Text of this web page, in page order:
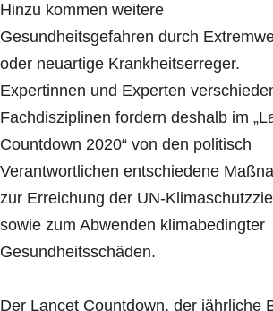
Hinzu kommen weitere
Gesundheitsgefahren durch
oder neuartige Krankheitserreger.
Expertinnen und Experten
Fachdisziplinen fordern deshalb im
Countdown 2020“ von den politisch
Verantwortlichen entschiedene
zur Erreichung der UN-
sowie zum Abwenden klimabedingter
Gesundheitsschäden.
Der Lancet Countdown, der jährliche